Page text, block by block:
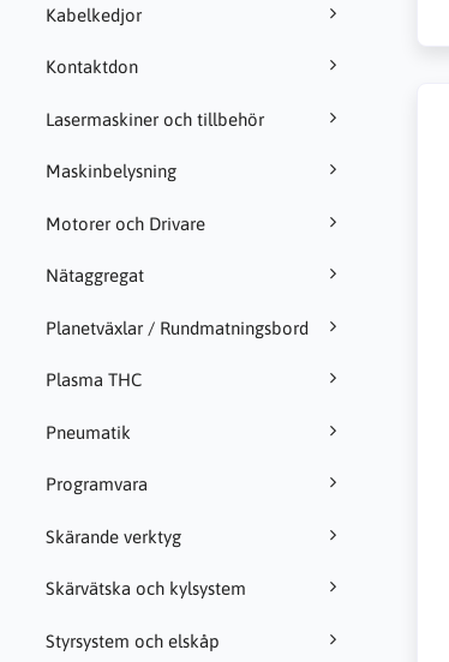
Kabelkedjor
Kontaktdon
Lasermaskiner och tillbehör
Maskinbelysning
Motorer och Drivare
Nätaggregat
Planetväxlar / Rundmatningsbord
Plasma THC
Pneumatik
Programvara
Skärande verktyg
Skärvätska och kylsystem
Styrsystem och elskåp